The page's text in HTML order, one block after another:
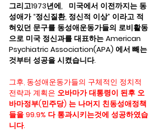
그리고1973년에,   미국에서 이전까지는 동
성애가 “정신질환, 정신적 이상” 이라고 적
혀있던 문구를 동성애운동가들의 로비활동
으로 미국 정신과를 대표하는 American
Psychiatric Association(APA) 에서 빼는
것부터 성공을 시켰습니다.
그후, 동성애운동가들의 구체적인 정치적
전략과 계획은 오바마가 대통령이 된후 오
바마정부(민주당) 는 나머지 친동성애정책
들을 99.9% 다 통과시키는것에 성공하였습
니다.